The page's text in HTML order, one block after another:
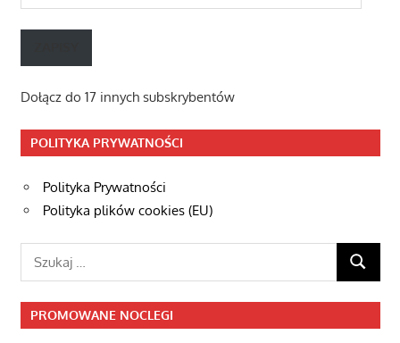
e-
mail
Dołącz do 17 innych subskrybentów
POLITYKA PRYWATNOŚCI
Polityka Prywatności
Polityka plików cookies (EU)
SZUKAJ
PROMOWANE NOCLEGI